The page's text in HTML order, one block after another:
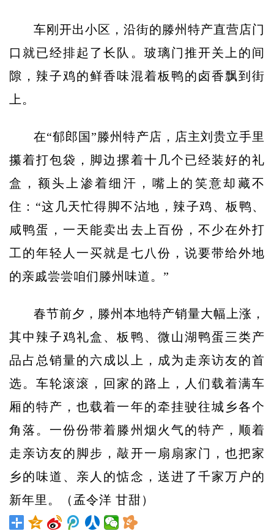
车刚开出小区，沿街的滕州特产直营店门
口就已经排起了长队。玻璃门推开关上的间
隙，辣子鸡的鲜香味混着板鸭的卤香飘到街
上。
在“郁郎国”滕州特产店，店主刘贵立手里
攥着打包袋，脚边摞着十几个已经装好的礼
盒，额头上渗着细汗，嘴上的笑意却藏不
住：“这几天忙得脚不沾地，辣子鸡、板鸭、
咸鸭蛋，一天能卖出去上百份，不少在外打
工的年轻人一买就是七八份，说要带给外地
的亲戚尝尝咱们滕州味道。”
春节前夕，滕州本地特产销量大幅上涨，
其中辣子鸡礼盒、板鸭、微山湖鸭蛋三类产
品占总销量的六成以上，成为走亲访友的首
选。车轮滚滚，回家的路上，人们载着满车
厢的特产，也载着一年的牵挂驶往城乡各个
角落。一份份带着滕州烟火气的特产，顺着
走亲访友的脚步，敲开一扇扇家门，也把家
乡的味道、亲人的惦念，送进了千家万户的
新年里。（孟令洋 甘甜）